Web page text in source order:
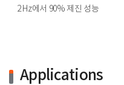
2 Hz에서 90% 제진 성능
Applications